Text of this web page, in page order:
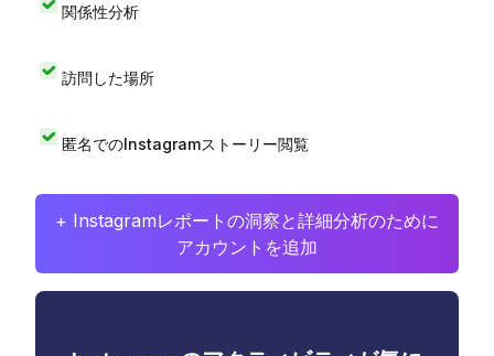
関係性分析
訪問した場所
匿名でのInstagramストーリー閲覧
+ Instagramレポートの洞察と詳細分析のために
アカウントを追加